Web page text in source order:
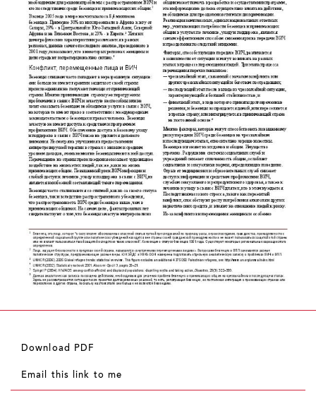
Download PDF
Email this link to me